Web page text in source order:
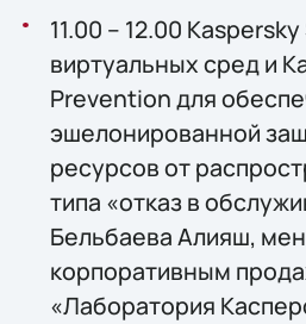
11.00 – 12.00
виртуальных сред и
Prevention для
эшелонированной
ресурсов от
типа «отказ в
Бельбаева Алияш,
корпоративным
«Лаборатория